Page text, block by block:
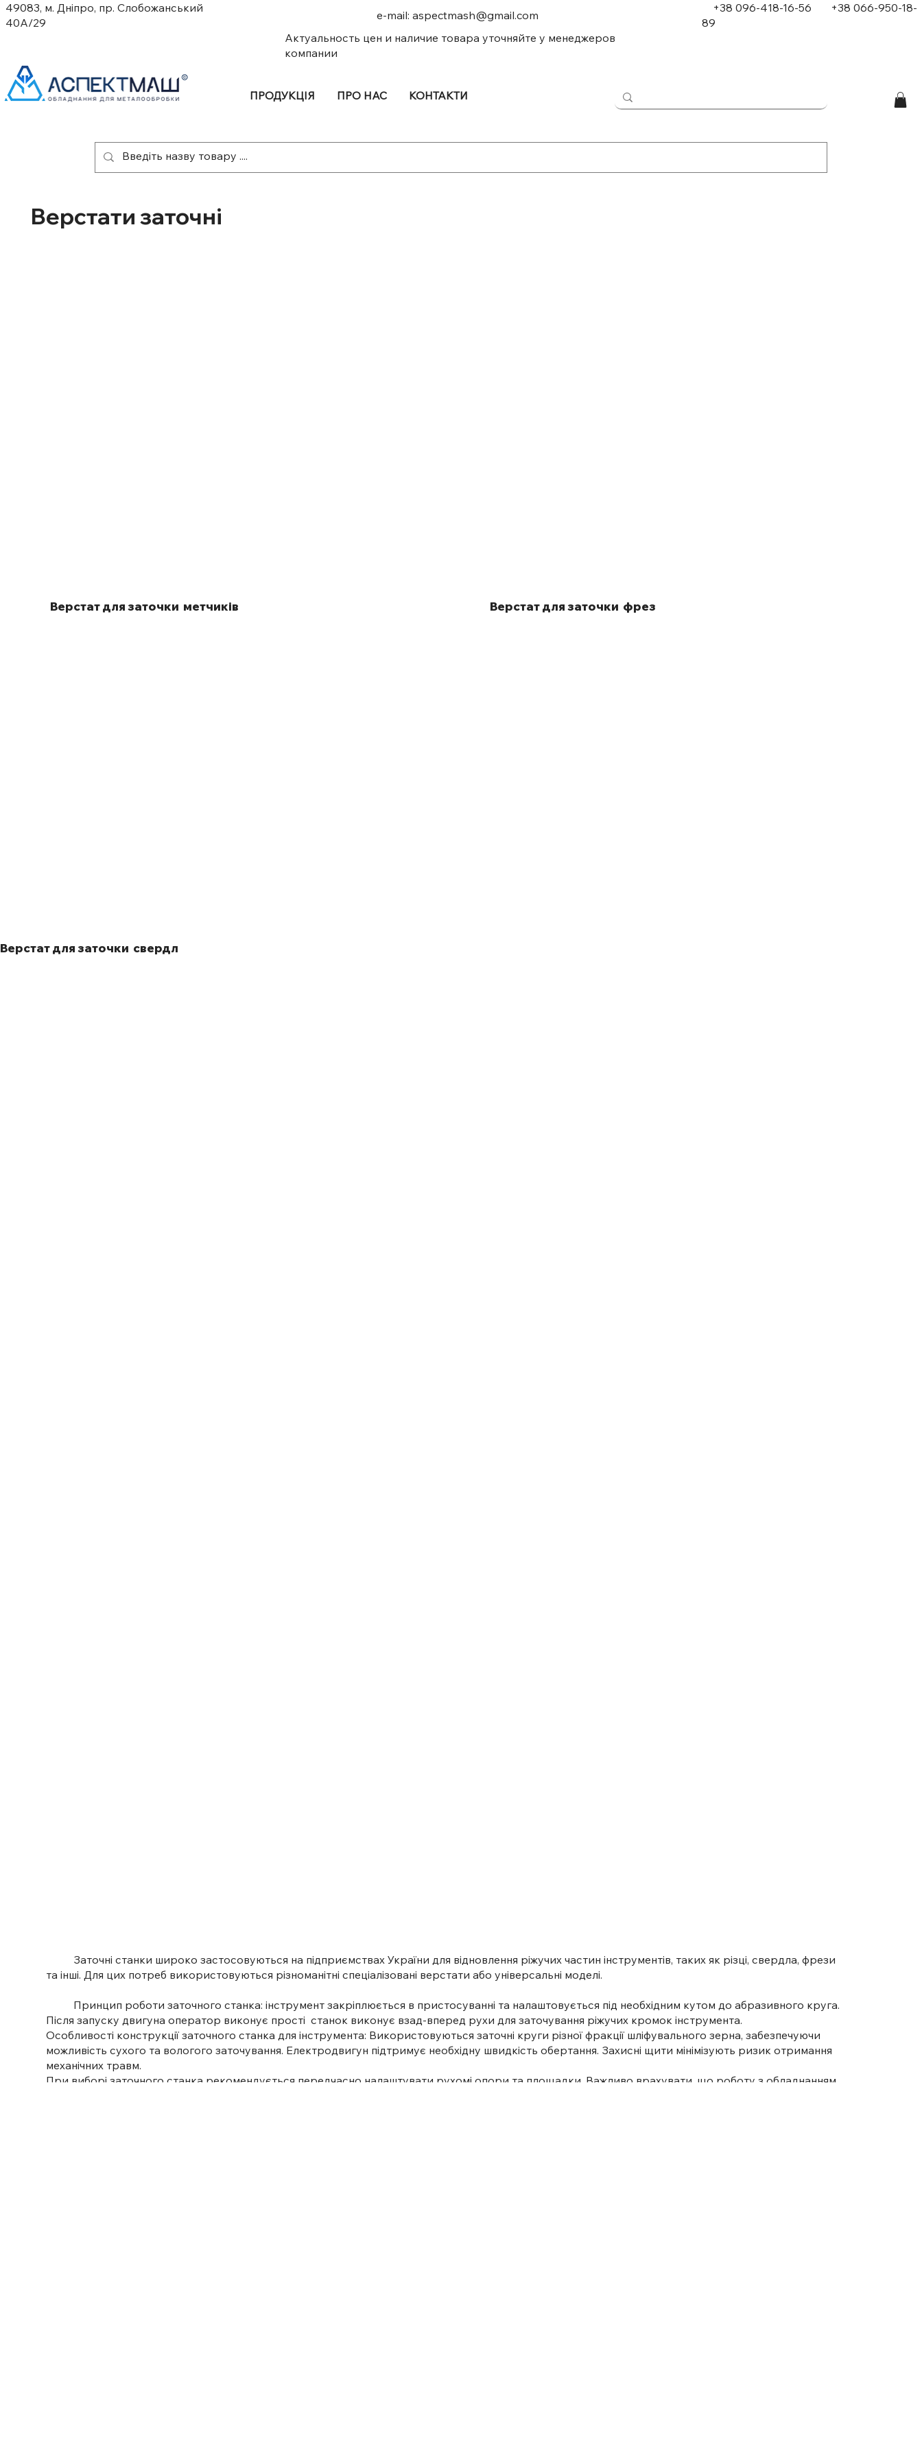
49083, м. Дніпро, пр. Слобожанський
40А/29
e-mail: aspectmash@gmail.com
+38 096-418-16-56 +38 066-950-18-
89
Актуальность цен и наличие товара уточняйте у менеджеров
компании
ПРОДУКЦІЯ ПРО НАС КОНТАКТИ
Верстати заточні
Верстат для заточки метчиків Верстат для заточки фрез
Верстат для заточки свердл
Заточні станки широко застосовуються на підприємствах України для відновлення ріжучих частин інструментів, таких як різці, свердла, фрези
та інші. Для цих потреб використовуються різноманітні спеціалізовані верстати або універсальні моделі.
Принцип роботи заточного станка: інструмент закріплюється в пристосуванні та налаштовується під необхідним кутом до абразивного круга.
Після запуску двигуна оператор виконує прості станок виконує взад-вперед рухи для заточування ріжучих кромок інструмента.
Особливості конструкції заточного станка для інструмента: Використовуються заточні круги різної фракції шліфувального зерна, забезпечуючи
можливість сухого та вологого заточування. Електродвигун підтримує необхідну швидкість обертання. Захисні щити мінімізують ризик отримання
механічних травм.
При виборі заточного станка рекомендується передчасно налаштувати рухомі опори та площадки. Важливо врахувати, що роботу з обладнанням